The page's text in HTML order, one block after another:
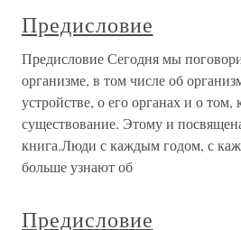
Предисловие
Предисловие Сегодня мы
организме, в том числе об
устройстве, о его органах и о том,
существование. Этому и
книга.Люди с каждым годом, с
больше узнают об
Предисловие